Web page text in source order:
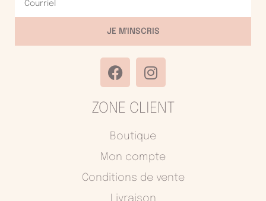
ZONE CLIENT
Boutique
Mon compte
Conditions de vente
Livraison
JE M'INSCRIS
F
a
e
o
o
I
n
t
g
r
m